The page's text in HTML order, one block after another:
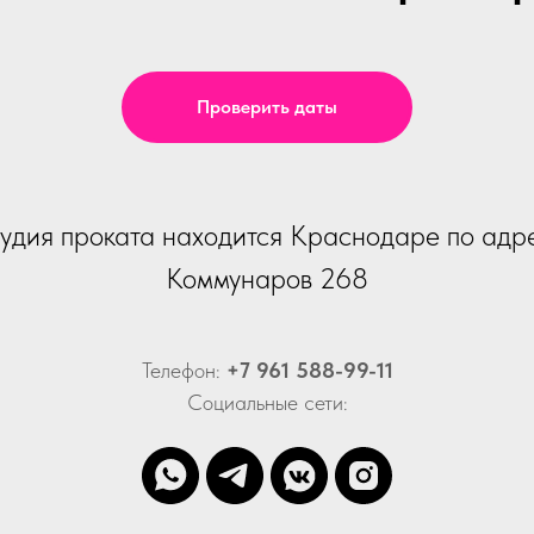
Проверить даты
проката находится Краснодаре по
Коммунаров 268
Телефон: +7 961 588-99-11
Социальные сети: